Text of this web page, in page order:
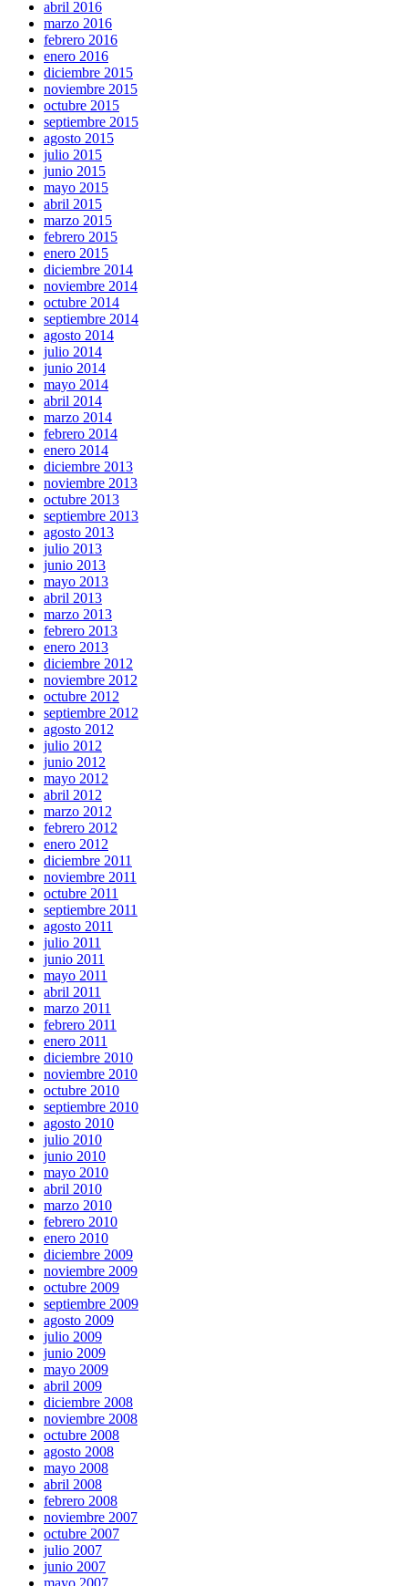
abril 2016
marzo 2016
febrero 2016
enero 2016
diciembre 2015
noviembre 2015
octubre 2015
septiembre 2015
agosto 2015
julio 2015
junio 2015
mayo 2015
abril 2015
marzo 2015
febrero 2015
enero 2015
diciembre 2014
noviembre 2014
octubre 2014
septiembre 2014
agosto 2014
julio 2014
junio 2014
mayo 2014
abril 2014
marzo 2014
febrero 2014
enero 2014
diciembre 2013
noviembre 2013
octubre 2013
septiembre 2013
agosto 2013
julio 2013
junio 2013
mayo 2013
abril 2013
marzo 2013
febrero 2013
enero 2013
diciembre 2012
noviembre 2012
octubre 2012
septiembre 2012
agosto 2012
julio 2012
junio 2012
mayo 2012
abril 2012
marzo 2012
febrero 2012
enero 2012
diciembre 2011
noviembre 2011
octubre 2011
septiembre 2011
agosto 2011
julio 2011
junio 2011
mayo 2011
abril 2011
marzo 2011
febrero 2011
enero 2011
diciembre 2010
noviembre 2010
octubre 2010
septiembre 2010
agosto 2010
julio 2010
junio 2010
mayo 2010
abril 2010
marzo 2010
febrero 2010
enero 2010
diciembre 2009
noviembre 2009
octubre 2009
septiembre 2009
agosto 2009
julio 2009
junio 2009
mayo 2009
abril 2009
diciembre 2008
noviembre 2008
octubre 2008
agosto 2008
mayo 2008
abril 2008
febrero 2008
noviembre 2007
octubre 2007
julio 2007
junio 2007